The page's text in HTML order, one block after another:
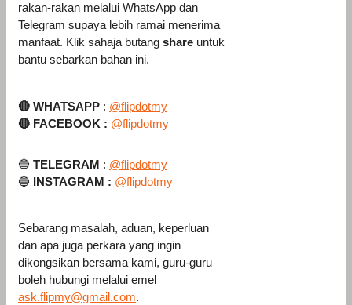
rakan-rakan melalui WhatsApp dan
Telegram supaya lebih ramai menerima
manfaat. Klik sahaja butang share untuk
bantu sebarkan bahan ini.
🔴 WHATSAPP : @flipdotmy
🔴 FACEBOOK : @flipdotmy
🔵 TELEGRAM : @flipdotmy
🔵 INSTAGRAM : @flipdotmy
Sebarang masalah, aduan, keperluan
dan apa juga perkara yang ingin
dikongsikan bersama kami, guru-guru
boleh hubungi melalui emel
ask.flipmy@gmail.com.